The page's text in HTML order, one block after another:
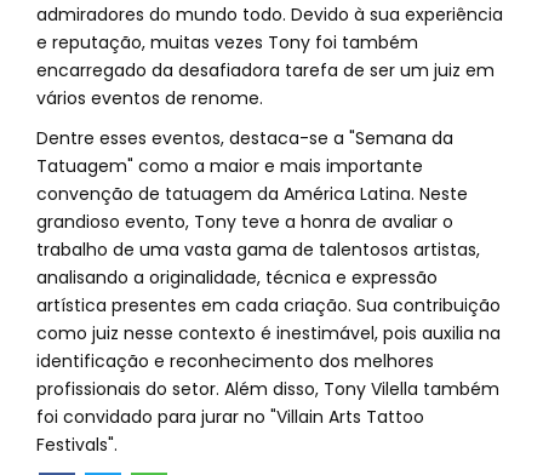
admiradores do mundo todo. Devido à sua experiência
e reputação, muitas vezes Tony foi também
encarregado da desafiadora tarefa de ser um juiz em
vários eventos de renome.
Dentre esses eventos, destaca-se a "Semana da
Tatuagem" como a maior e mais importante
convenção de tatuagem da América Latina. Neste
grandioso evento, Tony teve a honra de avaliar o
trabalho de uma vasta gama de talentosos artistas,
analisando a originalidade, técnica e expressão
artística presentes em cada criação. Sua contribuição
como juiz nesse contexto é inestimável, pois auxilia na
identificação e reconhecimento dos melhores
profissionais do setor. Além disso, Tony Vilella também
foi convidado para jurar no "Villain Arts Tattoo
Festivals".